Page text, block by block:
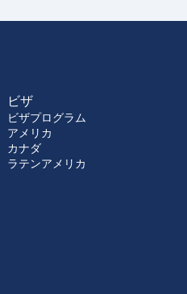
ビザ
ビザプログラム
アメリカ
カナダ
ラテンアメリカ